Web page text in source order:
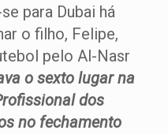
para Dubai há
o filho, Felipe,
pelo Al-Nasr
o sexto lugar na
dos
no fechamento